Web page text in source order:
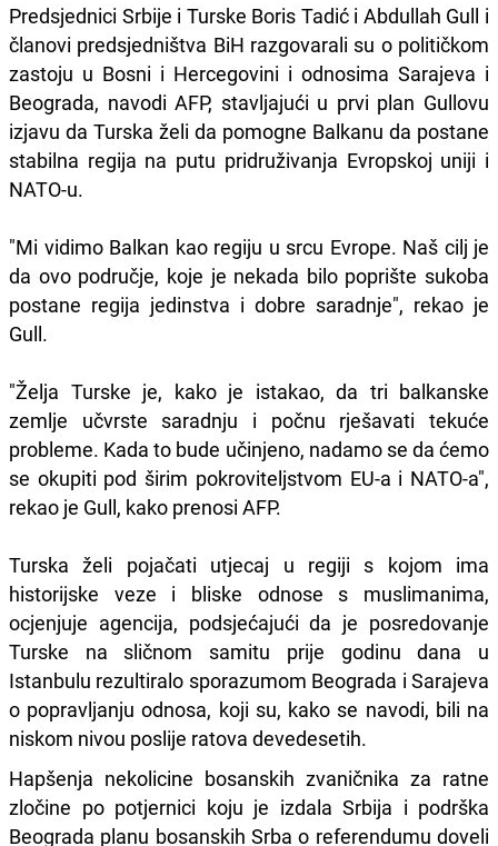
Predsjednici Srbije i Turske Boris Tadić i Abdullah Gull i
članovi predsjedništva BiH razgovarali su o političkom
zastoju u Bosni i Hercegovini i odnosima Sarajeva i
Beograda, navodi AFP, stavljajući u prvi plan Gullovu
izjavu da Turska želi da pomogne Balkanu da postane
stabilna regija na putu pridruživanja Evropskoj uniji i
NATO-u.
"Mi vidimo Balkan kao regiju u srcu Evrope. Naš cilj je
da ovo područje, koje je nekada bilo poprište sukoba
postane regija jedinstva i dobre saradnje", rekao je
Gull.
"Želja Turske je, kako je istakao, da tri balkanske
zemlje učvrste saradnju i počnu rješavati tekuće
probleme. Kada to bude učinjeno, nadamo se da ćemo
se okupiti pod širim pokroviteljstvom EU-a i NATO-a",
rekao je Gull, kako prenosi AFP.
Turska želi pojačati utjecaj u regiji s kojom ima
historijske veze i bliske odnose s muslimanima,
ocjenjuje agencija, podsjećajući da je posredovanje
Turske na sličnom samitu prije godinu dana u
Istanbulu rezultiralo sporazumom Beograda i Sarajeva
o popravljanju odnosa, koji su, kako se navodi, bili na
niskom nivou poslije ratova devedesetih.
Hapšenja nekolicine bosanskih zvaničnika za ratne
zločine po potjernici koju je izdala Srbija i podrška
Beograda planu bosanskih Srba o referendumu doveli